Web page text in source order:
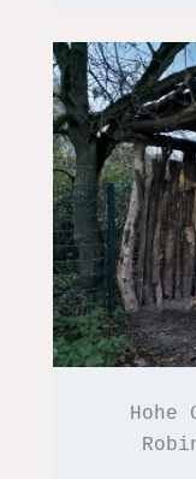
Hohe